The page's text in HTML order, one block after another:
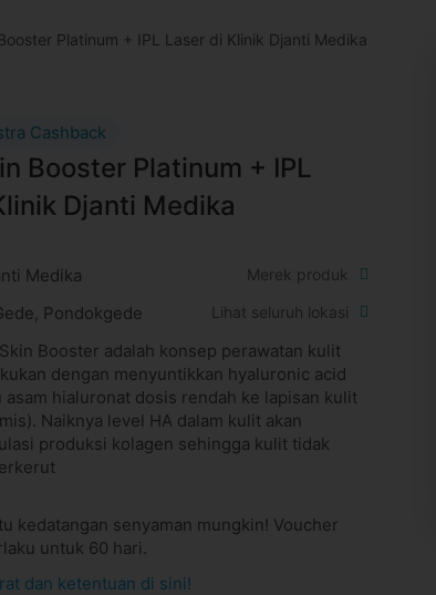
Platinum + IPL Laser di Klinik Djanti Medika
Cashback
Booster Platinum + IPL
Djanti Medika
Medika Merek produk
Pondokgede Lihat seluruh lokasi
Booster adalah konsep perawatan kulit
dengan menyuntikkan hyaluronic acid
asam hialuronat dosis rendah ke lapisan kulit
Naiknya level HA dalam kulit akan
produksi kolagen sehingga kulit tidak
kedatangan senyaman mungkin! Voucher
untuk 60 hari.
dan ketentuan di sini!